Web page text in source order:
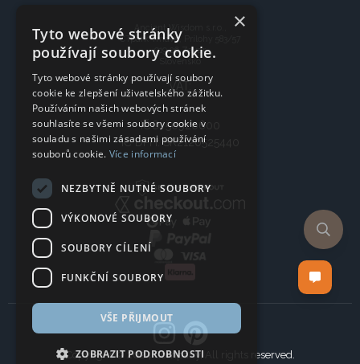
Ancient Wisdom s.r.o.,
CTpark Trnava, Prílohy 583/57
919 26 Zavar
Slovensko
IČO: 50920600
IČ DPH: SK2120525440
Copyright © 2024 Company, All rights reserved.
×
Tyto webové stránky
používají soubory cookie.
Tyto webové stránky používají soubory
cookie ke zlepšení uživatelského zážitku.
Používáním našich webových stránek
souhlasíte se všemi soubory cookie v
souladu s našimi zásadami používání
souborů cookie. Více informací
NEZBYTNĚ NUTNÉ SOUBORY
VÝKONOVÉ SOUBORY
SOUBORY CÍLENÍ
FUNKČNÍ SOUBORY
VŠE PŘIJMOUT
ZOBRAZIT PODROBNOSTI